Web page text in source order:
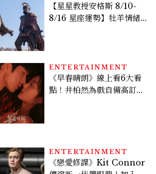
【星星教授安格斯 8/10-
8/16 星座運勢】牡羊情緒
ENTERTAINMENT
《早春晴朗》線上看6大看
點！井柏然為戲自備高訂，
ENTERTAINMENT
《戀愛修課》Kit Connor